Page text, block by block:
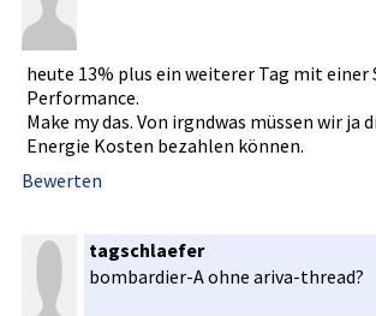
heute 13% plus ein weiterer Tag mit einer
Performanc­e.
Make my das. Von irgndwas müssen wir ja
Energie Kosten bezahlen können.
Bewerten
tagschlaefer
bombardier­-A ohne ariva-thre­ad?